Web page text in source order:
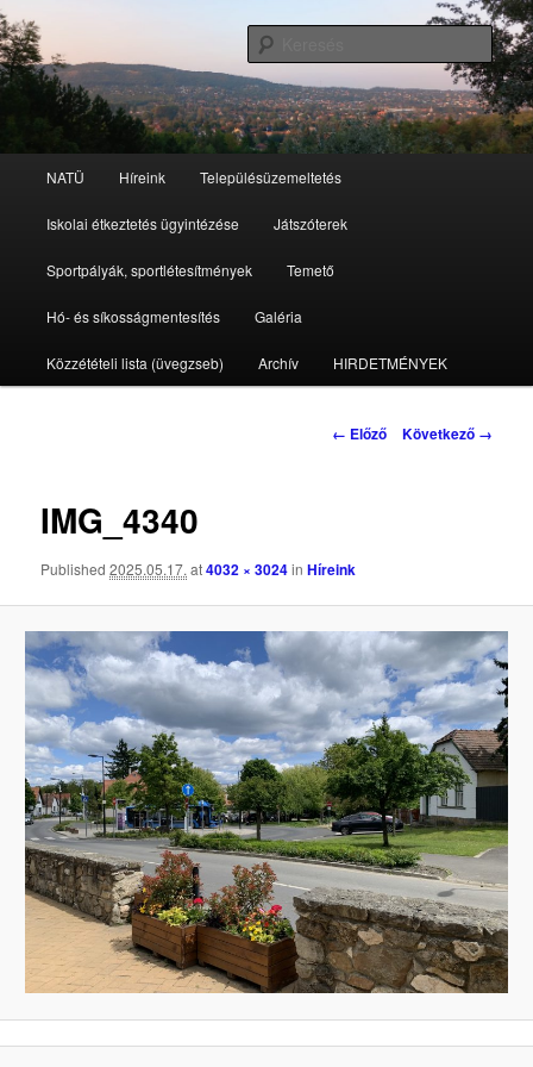
Tovább
az
elsődleges
tartalomraNagykovácsi Településüzemeltetési
Intézmény
NATÜ Híreink Településüzemeltetés
Iskolai étkeztetés ügyintézése Játszóterek
Sportpályák, sportlétesítmények Temető
Hó- és síkosságmentesítés Galéria
Közzétételi lista (üvegzseb) Archív HIRDETMÉNYEK
Kép
← Előző Következő →
IMG_4340
Published2025.05.17. at4032 × 3024inHíreink